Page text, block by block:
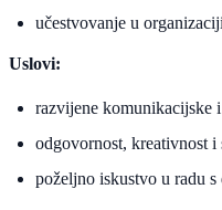
učestvovanje u
Uslovi:
razvijene komunikacijske
odgovornost, kreativnost i
poželjno iskustvo u radu s